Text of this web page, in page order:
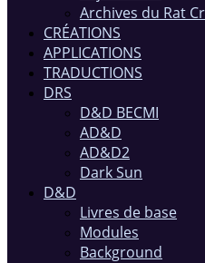
Archives du Rat
CRÉATIONS
APPLICATIONS
TRADUCTIONS
DRS
D&D BECMI
AD&D
AD&D2
Dark Sun
D&D
Livres de base
Modules
Background